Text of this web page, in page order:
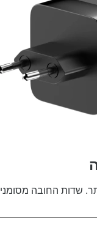
שדות החובה מסומנים*